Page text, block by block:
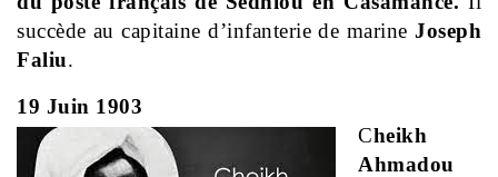
succède au capitaine d’infanterie de marine Joseph
Faliu.
19 Juin 1903
Cheikh
Ahmadou